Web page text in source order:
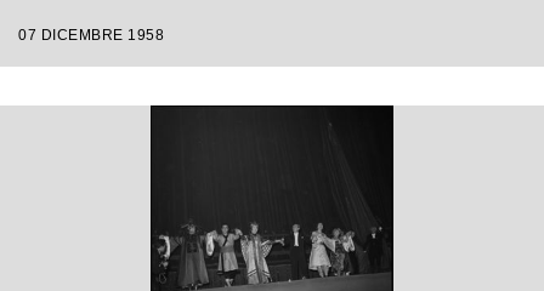
Wallmann, che inaugura la stagione
07 DICEMBRE 1958